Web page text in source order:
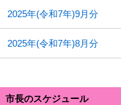
2025年(令和7年)9月分
2025年(令和7年)8月分
市長のスケジュール